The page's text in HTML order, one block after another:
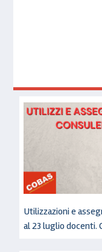
Utilizzazioni e
al 23 luglio docenti.